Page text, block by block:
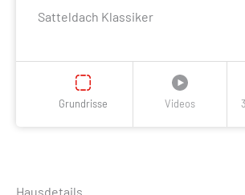
Satteldach Klassiker
Grundrisse Videos
Hausdetails